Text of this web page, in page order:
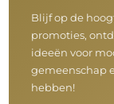
Blijf op de
promoties,
ideeën voor
gemeenschap
hebben!